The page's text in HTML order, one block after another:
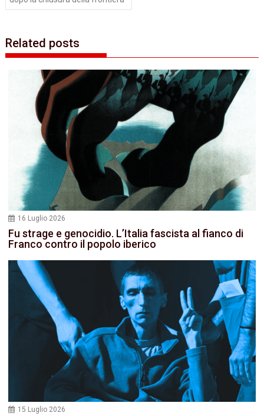
Related posts
16 Luglio 2026
Fu strage e genocidio. L’Italia fascista al fianco di
Franco contro il popolo iberico
15 Luglio 2026